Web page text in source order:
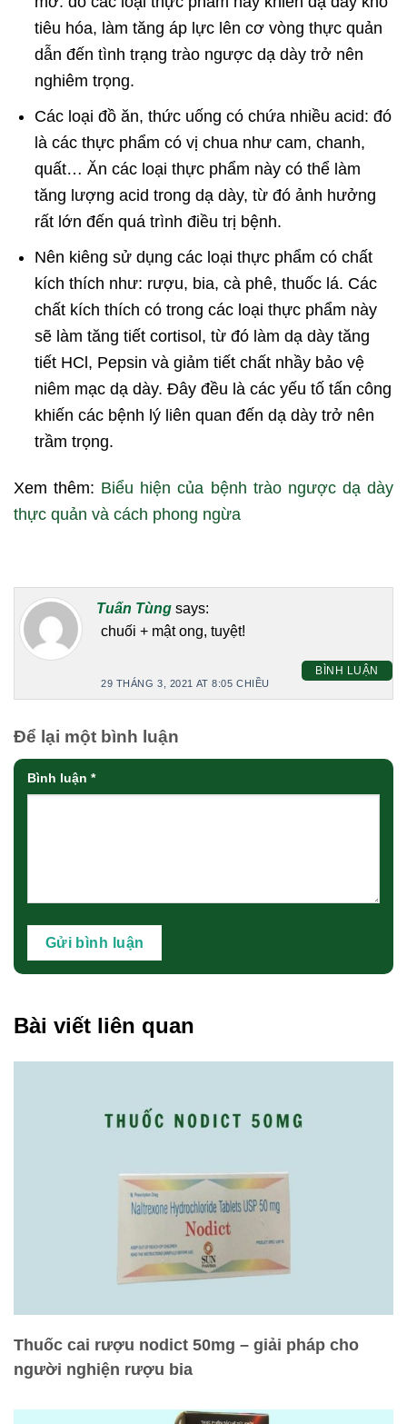
tiêu hóa, làm tăng áp lực lên cơ vòng thực quản
dẫn đến tình trạng trào ngược dạ dày trở nên
nghiêm trọng.
Các loại đồ ăn, thức uống có chứa nhiều acid: đó
là các thực phẩm có vị chua như cam, chanh,
quất… Ăn các loại thực phẩm này có thể làm
tăng lượng acid trong dạ dày, từ đó ảnh hưởng
rất lớn đến quá trình điều trị bệnh.
Nên kiêng sử dụng các loại thực phẩm có chất
kích thích như: rượu, bia, cà phê, thuốc lá. Các
chất kích thích có trong các loại thực phẩm này
sẽ làm tăng tiết cortisol, từ đó làm dạ dày tăng
tiết HCl, Pepsin và giảm tiết chất nhầy bảo vệ
niêm mạc dạ dày. Đây đều là các yếu tố tấn công
khiến các bệnh lý liên quan đến dạ dày trở nên
trầm trọng.
Xem thêm: Biểu hiện của bệnh trào ngược dạ dày
thực quản và cách phong ngừa
Tuấn Tùng says:
chuối + mật ong, tuyệt!
29 THÁNG 3, 2021 AT 8:05 CHIỀU
BÌNH LUẬN
Để lại một bình luận
Bình luận *
Bài viết liên quan
Thuốc cai rượu nodict 50mg – giải pháp cho
người nghiện rượu bia